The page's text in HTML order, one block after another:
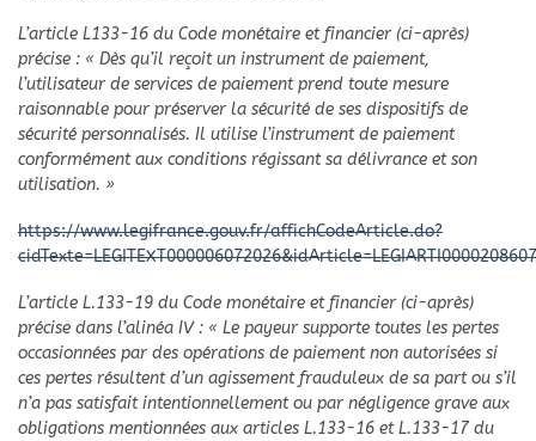
L’article L133-16 du Code monétaire et financier (ci-après)
précise : « Dès qu’il reçoit un instrument de paiement,
l’utilisateur de services de paiement prend toute mesure
raisonnable pour préserver la sécurité de ses dispositifs de
sécurité personnalisés. Il utilise l’instrument de paiement
conformément aux conditions régissant sa délivrance et son
utilisation. »
https://www.legifrance.gouv.fr/affichCodeArticle.do?
L’article L.133-19 du Code monétaire et financier (ci-après)
précise dans l’alinéa IV : « Le payeur supporte toutes les pertes
occasionnées par des opérations de paiement non autorisées si
ces pertes résultent d’un agissement frauduleux de sa part ou s’il
n’a pas satisfait intentionnellement ou par négligence grave aux
obligations mentionnées aux articles L.133-16 et L.133-17 du